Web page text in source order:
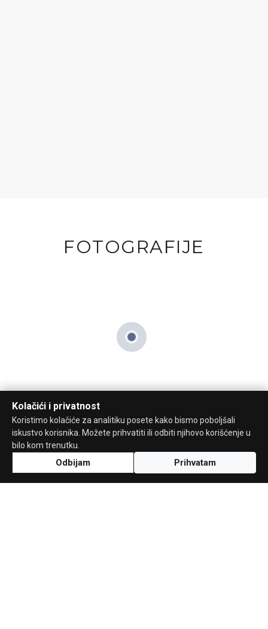
FOTOGRAFIJE
Kolačići i privatnost
Koristimo kolačiće za analitiku posete kako bismo poboljšali
iskustvo korisnika. Možete prihvatiti ili odbiti njihovo korišćenje u
bilo kom trenutku.
Odbijam Prihvatam